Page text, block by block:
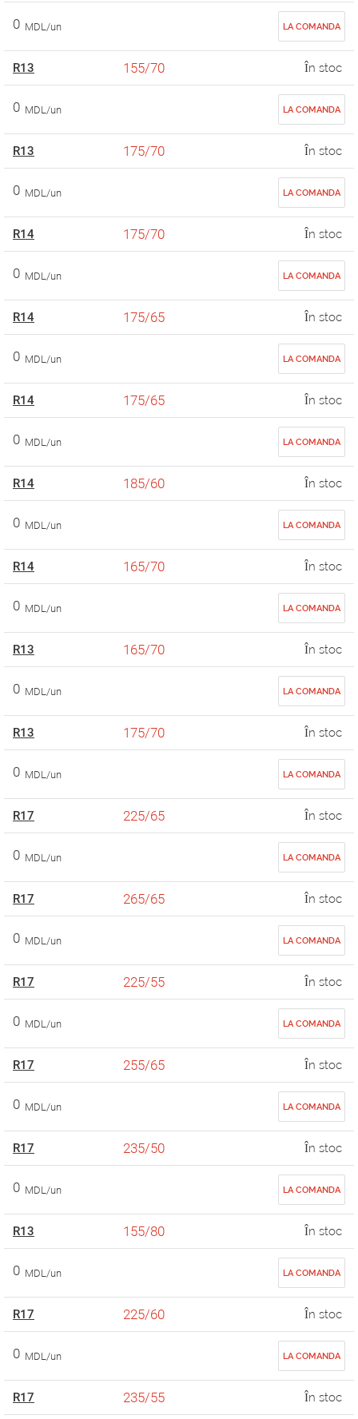
0 MDL/un LA COMANDA
R13 155/70 În stoc
0 MDL/un LA COMANDA
R13 175/70 În stoc
0 MDL/un LA COMANDA
R14 175/70 În stoc
0 MDL/un LA COMANDA
R14 175/65 În stoc
0 MDL/un LA COMANDA
R14 175/65 În stoc
0 MDL/un LA COMANDA
R14 185/60 În stoc
0 MDL/un LA COMANDA
R14 165/70 În stoc
0 MDL/un LA COMANDA
R13 165/70 În stoc
0 MDL/un LA COMANDA
R13 175/70 În stoc
0 MDL/un LA COMANDA
R17 225/65 În stoc
0 MDL/un LA COMANDA
R17 265/65 În stoc
0 MDL/un LA COMANDA
R17 225/55 În stoc
0 MDL/un LA COMANDA
R17 255/65 În stoc
0 MDL/un LA COMANDA
R17 235/50 În stoc
0 MDL/un LA COMANDA
R13 155/80 În stoc
0 MDL/un LA COMANDA
R17 225/60 În stoc
0 MDL/un LA COMANDA
R17 235/55 În stoc